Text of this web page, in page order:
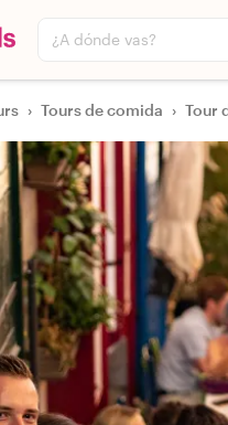
¿A dónde vas?
› Tours de comida › Tour